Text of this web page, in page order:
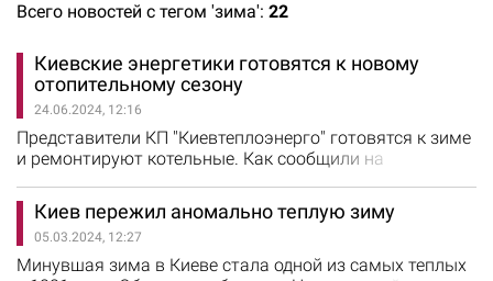
Всего новостей с тегом 'зима': 22
Киевские энергетики готовятся к новому
отопительному сезону
24.06.2024, 12:16
Представители КП "Киевтеплоэнерго" готовятся к зиме
и ремонтируют котельные. Как сообщили на
обеспечить безаварийную работу
теплоэнергетического оборудования котельных зимой,
поскольку они производят 40% тепла в Киеве. Сейчас
энергетики проводят диагностику, ремонт и наладку
Киев пережил аномально теплую зиму
05.03.2024, 12:27
Минувшая зима в Киеве стала одной из самых теплых